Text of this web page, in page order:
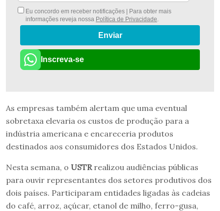
Eu concordo em receber notificações | Para obter mais
informações reveja nossa Política de Privacidade.
Enviar
Inscreva-se
As empresas também alertam que uma eventual
sobretaxa elevaria os custos de produção para a
indústria americana e encareceria produtos
destinados aos consumidores dos Estados Unidos.
Nesta semana, o USTR realizou audiências públicas
para ouvir representantes dos setores produtivos dos
dois países. Participaram entidades ligadas às cadeias
do café, arroz, açúcar, etanol de milho, ferro-gusa,